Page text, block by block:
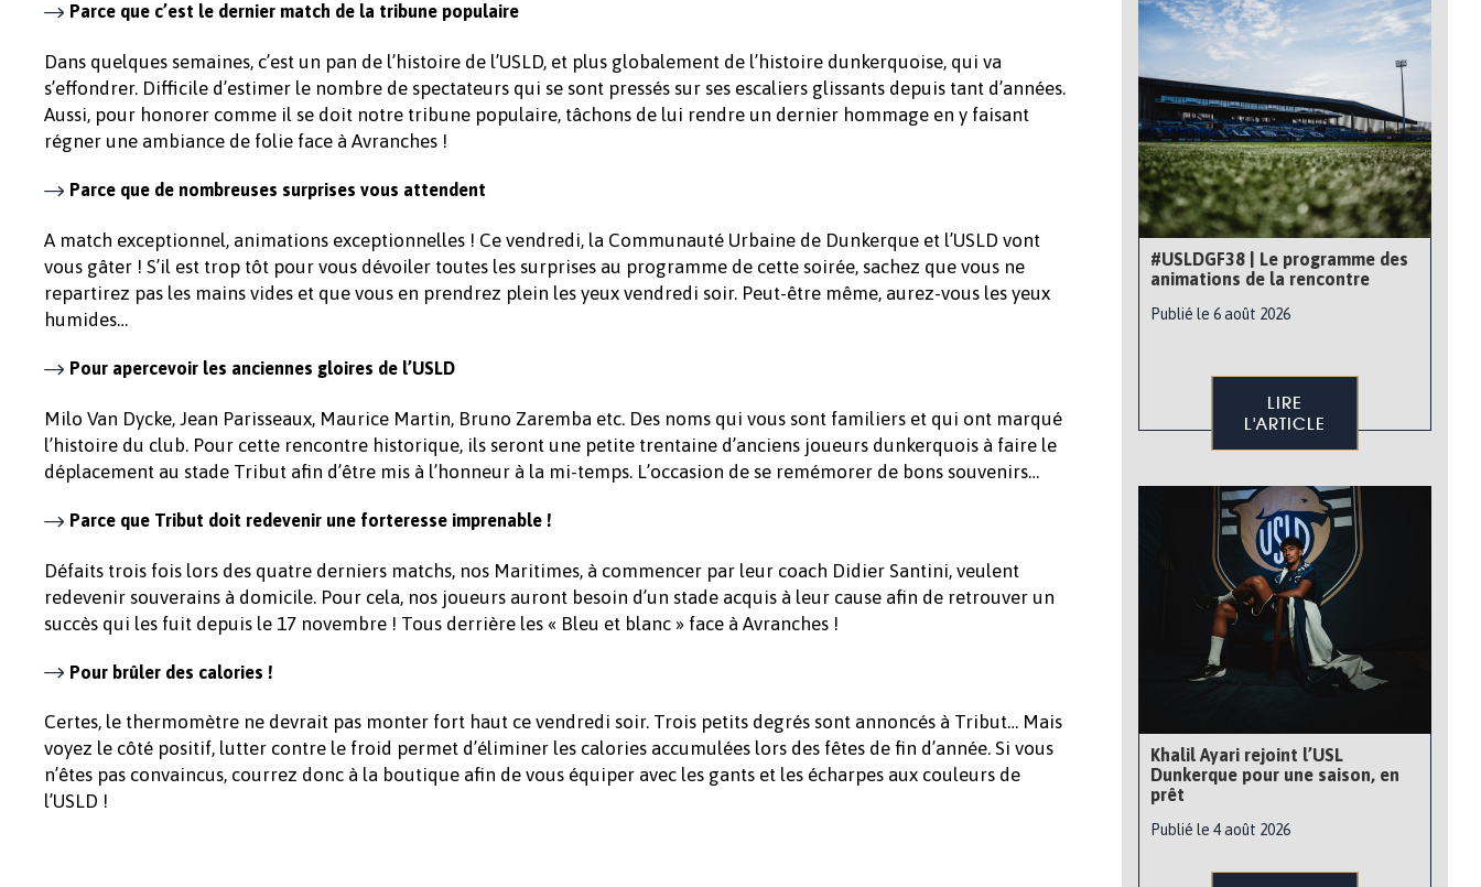
Parce que c’est le dernier match de la tribune populaire
Dans quelques semaines, c’est un pan de l’histoire de l’USLD, et plus globalement de l’histoire dunkerquoise, qui va
s’effondrer. Difficile d’estimer le nombre de spectateurs qui se sont pressés sur ses escaliers glissants depuis tant d’années.
Aussi, pour honorer comme il se doit notre tribune populaire, tâchons de lui rendre un dernier hommage en y faisant
régner une ambiance de folie face à Avranches !
Parce que de nombreuses surprises vous attendent
A match exceptionnel, animations exceptionnelles ! Ce vendredi, la Communauté Urbaine de Dunkerque et l’USLD vont
vous gâter ! S’il est trop tôt pour vous dévoiler toutes les surprises au programme de cette soirée, sachez que vous ne
repartirez pas les mains vides et que vous en prendrez plein les yeux vendredi soir. Peut-être même, aurez-vous les yeux
humides…
Pour apercevoir les anciennes gloires de l’USLD
Milo Van Dycke, Jean Parisseaux, Maurice Martin, Bruno Zaremba etc. Des noms qui vous sont familiers et qui ont marqué
l’histoire du club. Pour cette rencontre historique, ils seront une petite trentaine d’anciens joueurs dunkerquois à faire le
déplacement au stade Tribut afin d’être mis à l’honneur à la mi-temps. L’occasion de se remémorer de bons souvenirs…
Parce que Tribut doit redevenir une forteresse imprenable !
Défaits trois fois lors des quatre derniers matchs, nos Maritimes, à commencer par leur coach Didier Santini, veulent
redevenir souverains à domicile. Pour cela, nos joueurs auront besoin d’un stade acquis à leur cause afin de retrouver un
succès qui les fuit depuis le 17 novembre ! Tous derrière les « Bleu et blanc » face à Avranches !
Pour brûler des calories !
Certes, le thermomètre ne devrait pas monter fort haut ce vendredi soir. Trois petits degrés sont annoncés à Tribut… Mais
voyez le côté positif, lutter contre le froid permet d’éliminer les calories accumulées lors des fêtes de fin d’année. Si vous
n’êtes pas convaincus, courrez donc à la boutique afin de vous équiper avec les gants et les écharpes aux couleurs de
l’USLD !
#USLDGF38 | Le programme des
animations de la rencontre
Publié le 6 août 2026
LIRE
L'ARTICLE
Khalil Ayari rejoint l’USL
Dunkerque pour une saison, en
prêt
Publié le 4 août 2026